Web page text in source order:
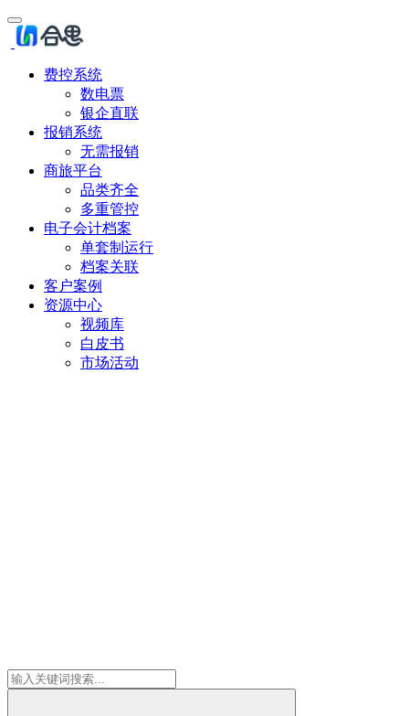
费控系统
数电票
银企直联
报销系统
无需报销
商旅平台
品类齐全
多重管控
电子会计档案
单套制运行
档案关联
客户案例
资源中心
视频库
白皮书
市场活动